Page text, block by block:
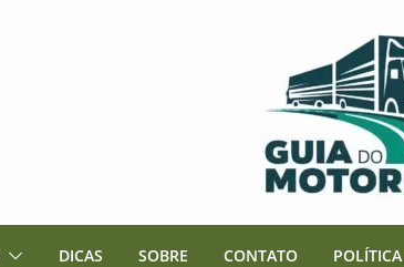
DICAS SOBRE CONTATO